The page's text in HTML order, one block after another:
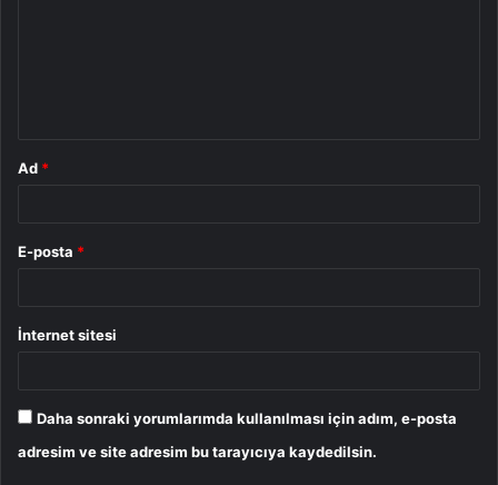
Ad *
E-posta *
İnternet sitesi
Daha sonraki yorumlarımda kullanılması için adım, e-posta
adresim ve site adresim bu tarayıcıya kaydedilsin.